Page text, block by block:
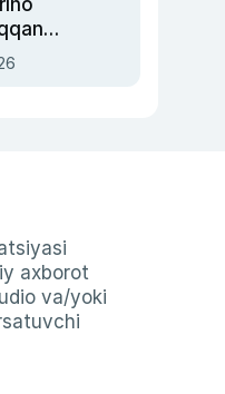
axborot
va/yoki